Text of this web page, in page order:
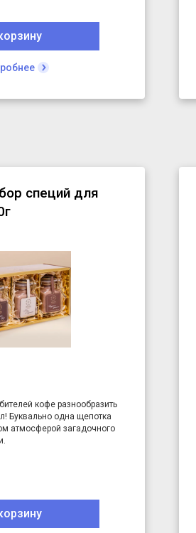
специй для
кофе разнообразить
Буквально одна щепотка
атмосферой загадочного
имбирь молотый